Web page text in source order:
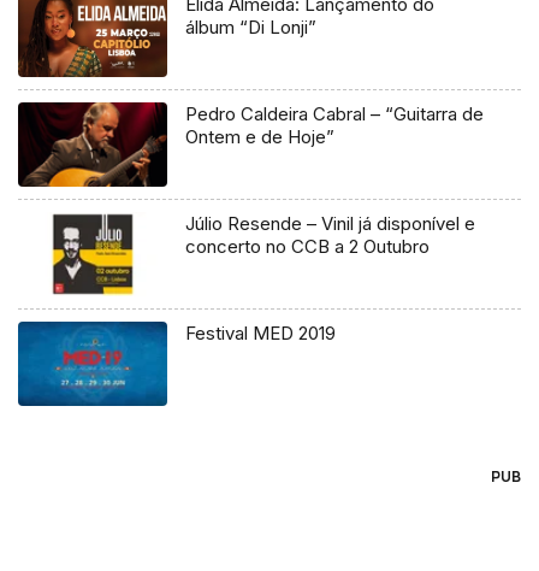
álbum “Di Lonji”
Pedro Caldeira Cabral – “Guitarra de
Ontem e de Hoje”
Júlio Resende – Vinil já disponível e
concerto no CCB a 2 Outubro
Festival MED 2019
PUB